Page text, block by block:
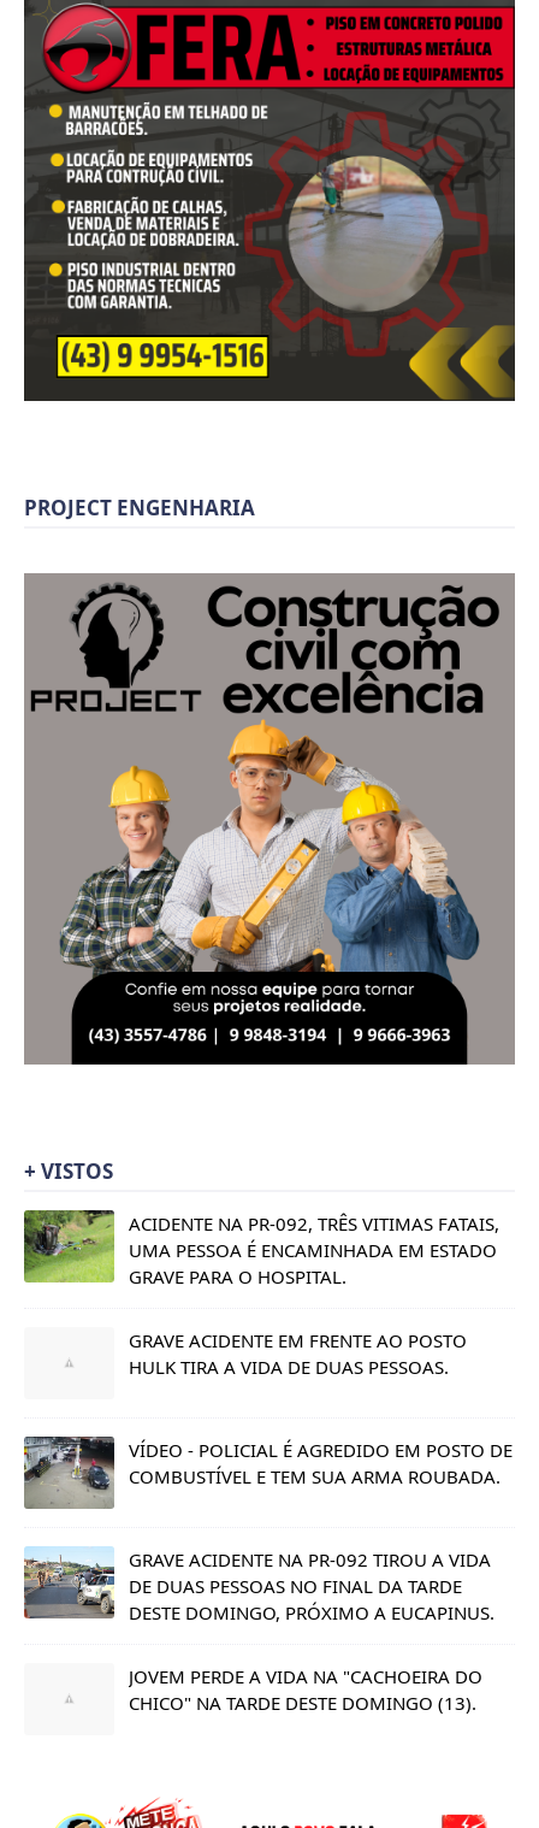
PROJECT ENGENHARIA
+ VISTOS
ACIDENTE NA PR-092, TRÊS VITIMAS FATAIS,
UMA PESSOA É ENCAMINHADA EM ESTADO
GRAVE PARA O HOSPITAL.
GRAVE ACIDENTE EM FRENTE AO POSTO
HULK TIRA A VIDA DE DUAS PESSOAS.
VÍDEO - POLICIAL É AGREDIDO EM POSTO DE
COMBUSTÍVEL E TEM SUA ARMA ROUBADA.
GRAVE ACIDENTE NA PR-092 TIROU A VIDA
DE DUAS PESSOAS NO FINAL DA TARDE
DESTE DOMINGO, PRÓXIMO A EUCAPINUS.
JOVEM PERDE A VIDA NA "CACHOEIRA DO
CHICO" NA TARDE DESTE DOMINGO (13).